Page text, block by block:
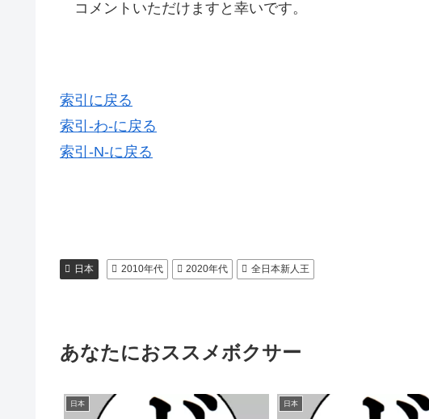
コメントいただけますと幸いです。
索引に戻る
索引-わ-に戻る
索引-N-に戻る
日本 2010年代 2020年代 全日本新人王
あなたにおススメボクサー
日本 日本